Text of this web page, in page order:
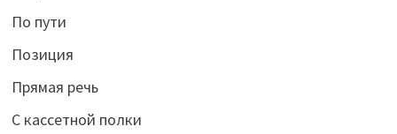
По пути
Позиция
Прямая речь
С кассетной полки